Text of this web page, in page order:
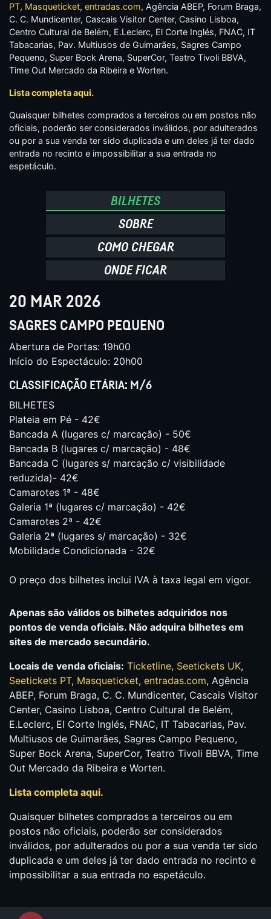
PT, Masqueticket, entradas.com, Agência ABEP, Forum Braga,
C. C. Mundicenter, Cascais Visitor Center, Casino Lisboa,
Centro Cultural de Belém, E.Leclerc, El Corte Inglés, FNAC, IT
Tabacarias, Pav. Multiusos de Guimarães, Sagres Campo
Pequeno, Super Bock Arena, SuperCor, Teatro Tivoli BBVA,
Time Out Mercado da Ribeira e Worten.
Lista completa aqui.
Quaisquer bilhetes comprados a terceiros ou em postos não
oficiais, poderão ser considerados inválidos, por adulterados
ou por a sua venda ter sido duplicada e um deles já ter dado
entrada no recinto e impossibilitar a sua entrada no
espetáculo.
BILHETES
SOBRE
COMO CHEGAR
ONDE FICAR
20 MAR 2026
SAGRES CAMPO PEQUENO
Abertura de Portas: 19h00
Início do Espectáculo: 20h00
CLASSIFICAÇÃO ETÁRIA: M/6
BILHETES
Plateia em Pé - 42€
Bancada A (lugares c/ marcação) - 50€
Bancada B (lugares c/ marcação) - 48€
Bancada C (lugares s/ marcação c/ visibilidade
reduzida)- 42€
Camarotes 1ª - 48€
Galeria 1ª (lugares c/ marcação) - 42€
Camarotes 2ª - 42€
Galeria 2ª (lugares s/ marcação) - 32€
Mobilidade Condicionada - 32€
O preço dos bilhetes inclui IVA à taxa legal em vigor.
Apenas são válidos os bilhetes adquiridos nos
pontos de venda oficiais. Não adquira bilhetes em
sites de mercado secundário.
Locais de venda oficiais: Ticketline, Seetickets UK,
Seetickets PT, Masqueticket, entradas.com, Agência
ABEP, Forum Braga, C. C. Mundicenter, Cascais Visitor
Center, Casino Lisboa, Centro Cultural de Belém,
E.Leclerc, El Corte Inglés, FNAC, IT Tabacarias, Pav.
Multiusos de Guimarães, Sagres Campo Pequeno,
Super Bock Arena, SuperCor, Teatro Tivoli BBVA, Time
Out Mercado da Ribeira e Worten.
Lista completa aqui.
Quaisquer bilhetes comprados a terceiros ou em
postos não oficiais, poderão ser considerados
inválidos, por adulterados ou por a sua venda ter sido
duplicada e um deles já ter dado entrada no recinto e
impossibilitar a sua entrada no espetáculo.